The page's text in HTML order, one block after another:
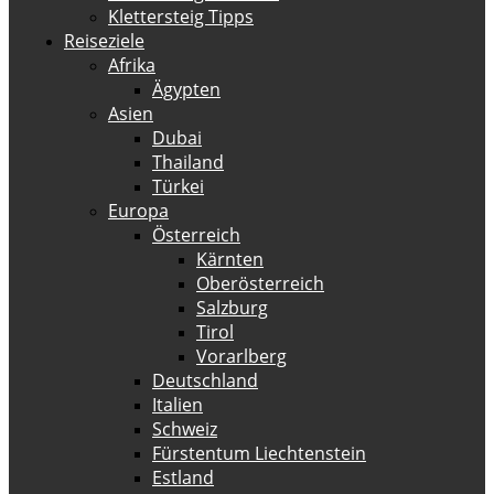
Klettersteig Tipps
Reiseziele
Afrika
Ägypten
Asien
Dubai
Thailand
Türkei
Europa
Österreich
Kärnten
Oberösterreich
Salzburg
Tirol
Vorarlberg
Deutschland
Italien
Schweiz
Fürstentum Liechtenstein
Estland